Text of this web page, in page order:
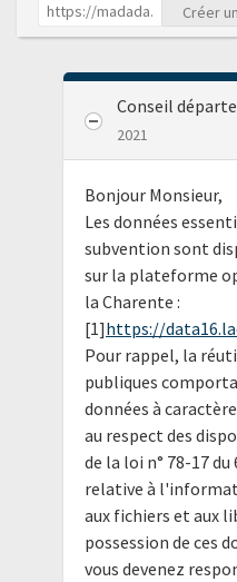
Créer
Conseil
2021
Bonjour Monsieur,
Les données
subvention sont
sur la plateforme
la Charente :
[1]https://
Pour rappel, la
publiques
données à
au respect des
de la loi n° 78-17
relative à
aux fichiers et aux
possession de ces
vous devenez